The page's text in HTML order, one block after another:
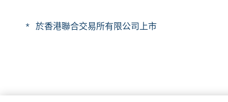
* 於香港聯合交易所有限公司上市